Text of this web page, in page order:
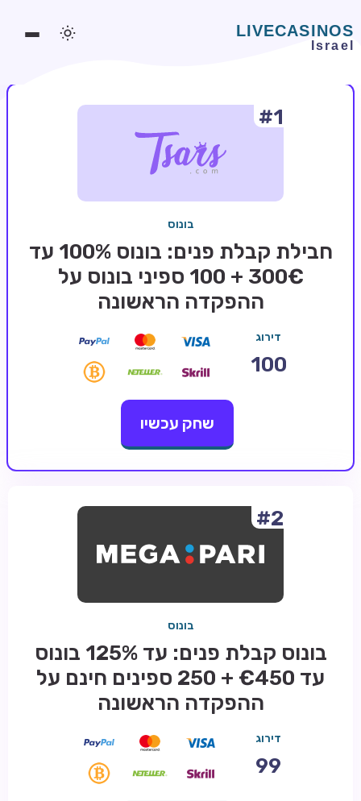
משחקים אונליין
בלאקג'ק אונליין
בונוסים בקזינו אונליין
טיפים
#1
בונוס
חבילת קבלת פנים: בונוס 100% עד
300€ + 100 ספיני בונוס על
ההפקדה הראשונה
דירוג
100
שחק עכשיו
#2
בונוס
בונוס קבלת פנים: עד 125% בונוס
עד €450 + 250 ספינים חינם על
ההפקדה הראשונה
דירוג
99